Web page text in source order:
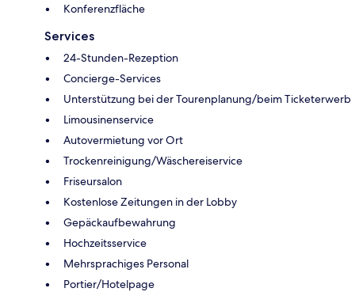
Konferenzfläche
Services
24-Stunden-Rezeption
Concierge-Services
Unterstützung bei der Tourenplanung/beim Ticketerwerb
Limousinenservice
Autovermietung vor Ort
Trockenreinigung/Wäschereiservice
Friseursalon
Kostenlose Zeitungen in der Lobby
Gepäckaufbewahrung
Hochzeitsservice
Mehrsprachiges Personal
Portier/Hotelpage